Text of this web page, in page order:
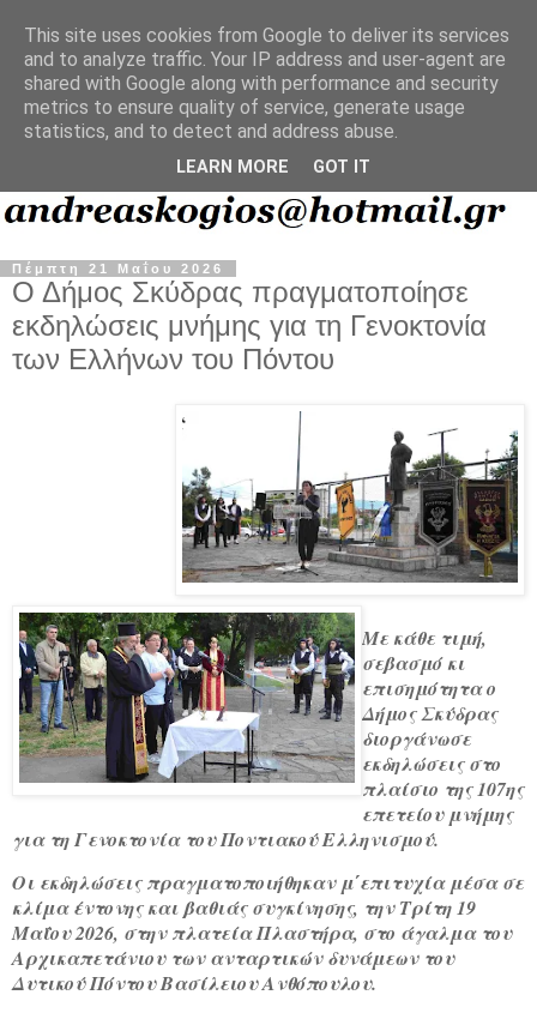
Πέμπτη 21 Μαΐου 2026
Ο Δήμος Σκύδρας πραγματοποίησε
εκδηλώσεις μνήμης για τη Γενοκτονία
των Ελλήνων του Πόντου
Με κάθε τιμή,
σεβασμό κι
επισημότητα ο
Δήμος Σκύδρας
διοργάνωσε
εκδηλώσεις στο
πλαίσιο της 107ης
επετείου μνήμης
για τη Γενοκτονία του Ποντιακού Ελληνισμού.
Οι εκδηλώσεις πραγματοποιήθηκαν μ΄επιτυχία μέσα σε
κλίμα έντονης και βαθιάς συγκίνησης, την Τρίτη 19
Μαΐου 2026, στην πλατεία Πλαστήρα, στο άγαλμα του
Αρχικαπετάνιου των ανταρτικών δυνάμεων του
Δυτικού Πόντου Βασίλειου Ανθόπουλου.
This site uses cookies from Google to deliver its services
and to analyze traffic. Your IP address and user-agent are
shared with Google along with performance and security
metrics to ensure quality of service, generate usage
statistics, and to detect and address abuse.
LEARN MORE GOT IT